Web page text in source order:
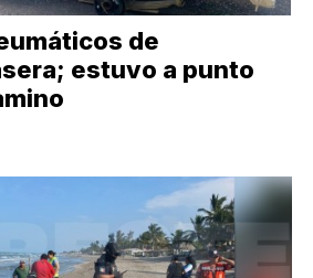
de
estuvo a punto